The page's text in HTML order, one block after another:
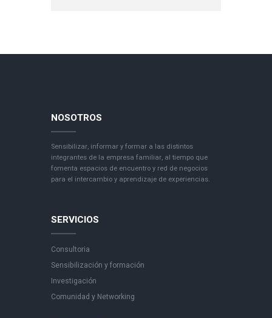
NOSOTROS
Sensibilizar, informar y formar a las distintos
integrantes de la empresa familiar, al tiempo que
fomenta espacios de encuentro y red de negocios
para el intercambio y aprendizaje de experiencias.
SERVICIOS
Consultoria
Sensibilización y formación
Investigación
Comunidad y Networking